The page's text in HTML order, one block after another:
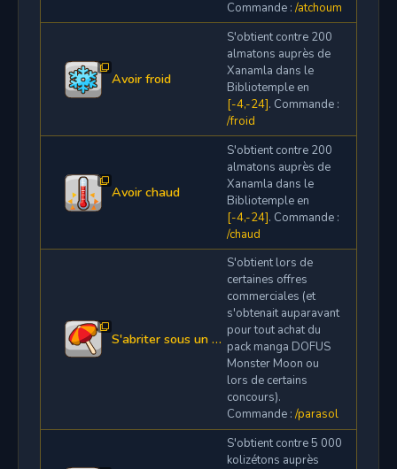
Commande : /atchoum
Avoir froid
S'obtient contre 200
almatons auprès de
Xanamla dans le
Bibliotemple en
[-4,-24]. Commande :
/froid
Avoir chaud
S'obtient contre 200
almatons auprès de
Xanamla dans le
Bibliotemple en
[-4,-24]. Commande :
/chaud
S'abriter sous un parasol
S'obtient lors de
certaines offres
commerciales (et
s'obtenait auparavant
pour tout achat du
pack manga DOFUS
Monster Moon ou
lors de certains
concours).
Commande : /parasol
S'obtient contre 5 000
kolizétons auprès